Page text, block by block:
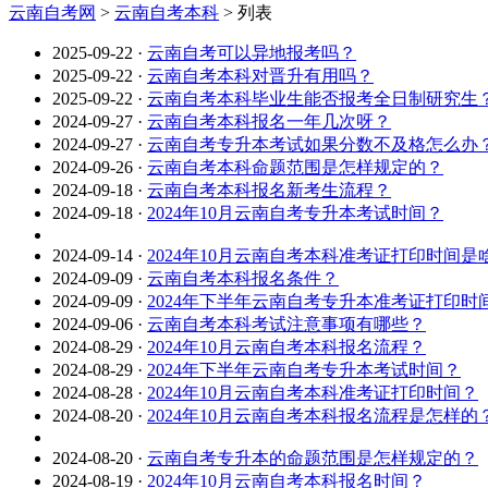
云南自考网 > 云南自考本科 > 列表
2025-09-22 · 云南自考可以异地报考吗？
2025-09-22 · 云南自考本科对晋升有用吗？
2025-09-22 · 云南自考本科毕业生能否报考全日制研究生
2024-09-27 · 云南自考本科报名一年几次呀？
2024-09-27 · 云南自考专升本考试如果分数不及格怎么办
2024-09-26 · 云南自考本科命题范围是怎样规定的？
2024-09-18 · 云南自考本科报名新考生流程？
2024-09-18 · 2024年10月云南自考专升本考试时间？
2024-09-14 · 2024年10月云南自考本科准考证打印时间是
2024-09-09 · 云南自考本科报名条件？
2024-09-09 · 2024年下半年云南自考专升本准考证打印时
2024-09-06 · 云南自考本科考试注意事项有哪些？
2024-08-29 · 2024年10月云南自考本科报名流程？
2024-08-29 · 2024年下半年云南自考专升本考试时间？
2024-08-28 · 2024年10月云南自考本科准考证打印时间？
2024-08-20 · 2024年10月云南自考本科报名流程是怎样的
2024-08-20 · 云南自考专升本的命题范围是怎样规定的？
2024-08-19 · 2024年10月云南自考本科报名时间？